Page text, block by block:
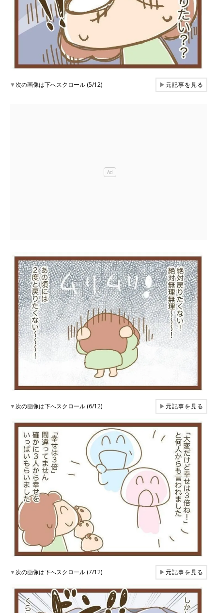
▼次の画像は下へスクロール (5/12) ▶元記事を見る
▼次の画像は下へスクロール (6/12) ▶元記事を見る
▼次の画像は下へスクロール (7/12) ▶元記事を見る